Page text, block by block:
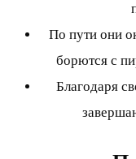
По пути они
борются с
Благодаря